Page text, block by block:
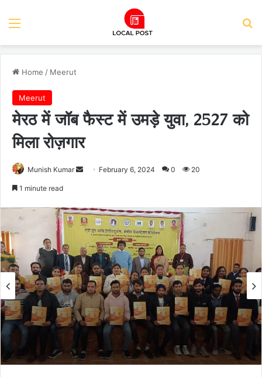
Menu
Home / Meerut
Meerut
मेरठ में जॉब फैस्ट में उमड़े युवा, 2527 को
मिला रोज़गार
Munish Kumar
Send February 6, 2024 0 20
1 minute read